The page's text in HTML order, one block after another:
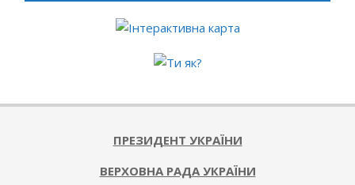
ПРЕЗИДЕНТ УКРАЇНИ
ВЕРХОВНА РАДА УКРАЇНИ